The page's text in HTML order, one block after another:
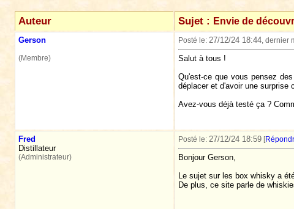
Auteur Sujet : Envie de
Gerson
(Membre)
Posté le: 27/12/24 18:44, dernier
Salut à tous !
Qu'est-ce que vous pensez
déplacer et d'avoir une surprise
Avez-vous déjà testé ça ?
Fred
Distillateur
(Administrateur)
Posté le: 27/12/24 18:59[
Bonjour Gerson,
Le sujet sur les box whisky a
De plus, ce site parle de